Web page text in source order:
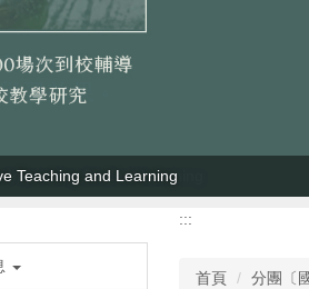
Teaching and Learning
:::
首頁 分團〔